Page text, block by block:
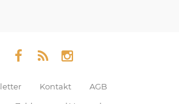
Kontakt
AGB